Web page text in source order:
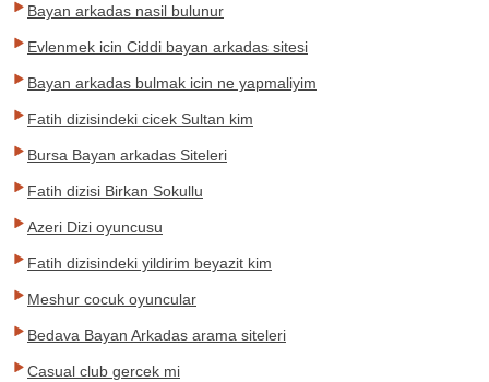
Bayan arkadas nasil bulunur
Evlenmek icin Ciddi bayan arkadas sitesi
Bayan arkadas bulmak icin ne yapmaliyim
Fatih dizisindeki cicek Sultan kim
Bursa Bayan arkadas Siteleri
Fatih dizisi Birkan Sokullu
Azeri Dizi oyuncusu
Fatih dizisindeki yildirim beyazit kim
Meshur cocuk oyuncular
Bedava Bayan Arkadas arama siteleri
Casual club gercek mi